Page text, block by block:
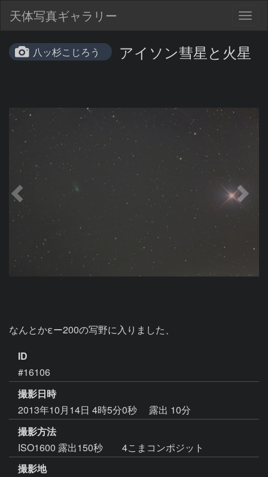
天体写真ギャラリー
八ッ杉こじろう アイソン彗星と火星
なんとかεー200の写野に入りました、
ID
#16106
撮影日時
2013年10月14日 4時5分0秒
露出 10分
撮影方法
ISO1600 露出150秒 4こまコンポジット
撮影地